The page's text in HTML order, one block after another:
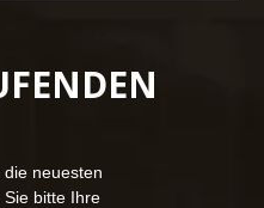
Ort für Kendo, um
neuesten
bitte Ihre